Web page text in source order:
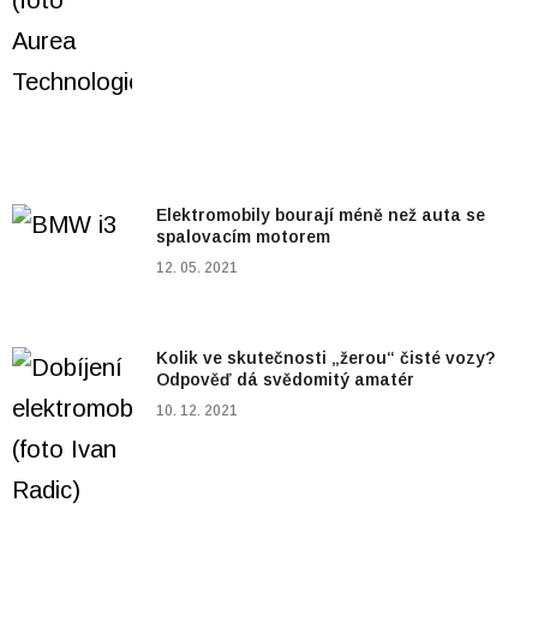
Elektromobily bourají méně než auta se
spalovacím motorem
12. 05. 2021
Kolik ve skutečnosti „žerou“ čisté vozy?
Odpověď dá svědomitý amatér
10. 12. 2021